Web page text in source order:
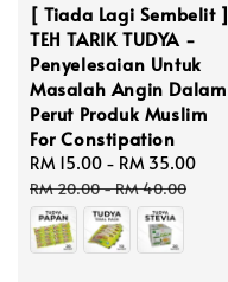
[ Tiada Lagi Sembelit ]
TEH TARIK TUDYA -
Penyelesaian Untuk
Masalah Angin Dalam
Perut Produk Muslim
For Constipation
Sale
price
RM 15.00 - RM 35.00
RM 20.00-RM 40.00